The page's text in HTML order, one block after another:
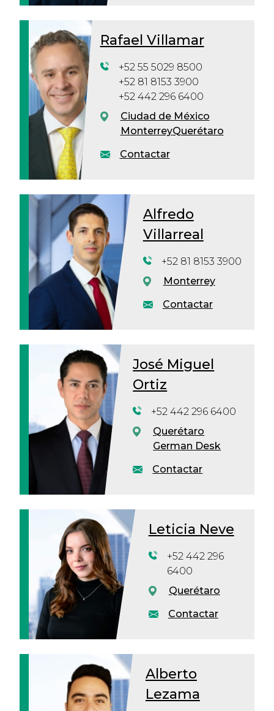
Rafael Villamar
Contactar
+52 55 5029 8500
+52 81 8153 3900
+52 442 296 6400
Ciudad de México
MonterreyQuerétaro
Alfredo
Villarreal
Contactar
+52 81 8153 3900
Monterrey
José Miguel
Ortiz
Contactar
+52 442 296 6400
Querétaro
German Desk
Leticia Neve
Contactar
+52 442 296
6400
Querétaro
Alberto
Lezama